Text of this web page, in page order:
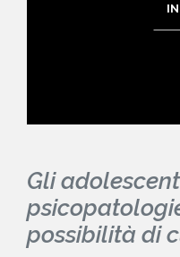
Gli
possibilità di